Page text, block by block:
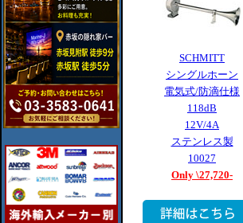
SCHMITT
シングルホーン
電気式/防滴仕様
118dB
12V/4A
ステンレス製
10027
Only \27,720-